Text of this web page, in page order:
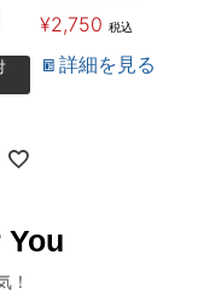
¥2,750 税込
詳細を見る
！